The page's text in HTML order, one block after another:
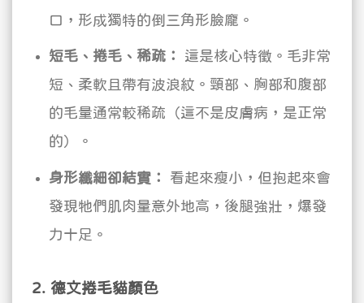
口，形成獨特的倒三角形臉龐。
短毛、捲毛、稀疏：
這是核心特徵。毛非常
短、柔軟且帶有波浪紋。頸部、胸部和腹部
的毛量通常較稀疏（這不是皮膚病，是正常
的）。
身形纖細卻結實：
看起來瘦小，但抱起來會
發現牠們肌肉量意外地高，後腿強壯，爆發
力十足。
2. 德文捲毛貓顏色